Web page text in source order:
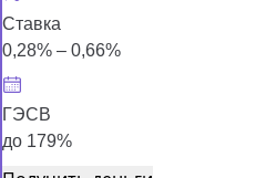
Ставка
0,28% – 0,66%
ГЭСВ
до 179%